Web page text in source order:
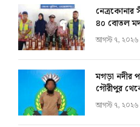
নেত্রকোনার
৪০ বোতল
আগস্ট ৭, ২০২৬
মগড়া নদীর
গৌরীপুর
আগস্ট ৭, ২০২৬